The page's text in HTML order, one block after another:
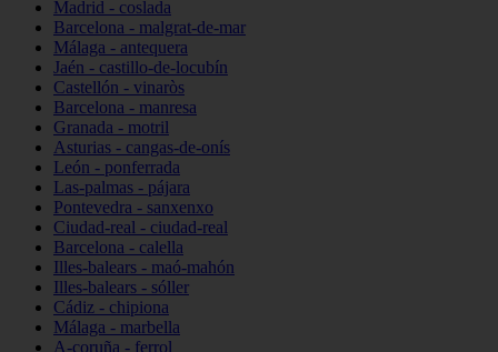
Madrid - coslada
Barcelona - malgrat-de-mar
Málaga - antequera
Jaén - castillo-de-locubín
Castellón - vinaròs
Barcelona - manresa
Granada - motril
Asturias - cangas-de-onís
León - ponferrada
Las-palmas - pájara
Pontevedra - sanxenxo
Ciudad-real - ciudad-real
Barcelona - calella
Illes-balears - maó-mahón
Illes-balears - sóller
Cádiz - chipiona
Málaga - marbella
A-coruña - ferrol